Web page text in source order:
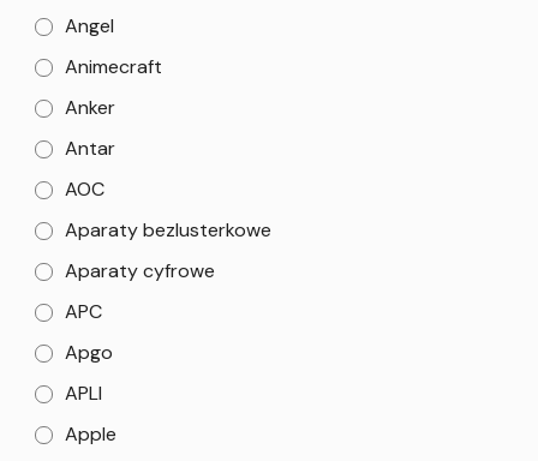
Angel
Animecraft
Anker
Antar
AOC
Aparaty bezlusterkowe
Aparaty cyfrowe
APC
Apgo
APLI
Apple